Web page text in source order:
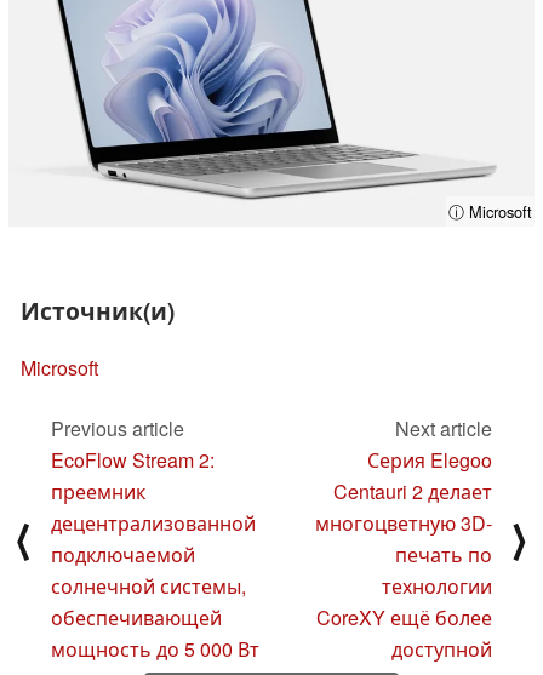
ⓘ Microsoft
Источник(и)
Microsoft
⟨
Previous article
EcoFlow Stream 2:
преемник
децентрализованной
подключаемой
солнечной системы,
обеспечивающей
мощность до 5 000 Вт
Next article
Серия Elegoo
Centauri 2 делает
многоцветную 3D-
печать по
технологии
CoreXY ещё более
доступной
⟩